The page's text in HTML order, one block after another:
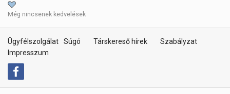
Még nincsenek kedvelések
Ügyfélszolgálat Súgó Társkereső hírek
Szabályzat
Impresszum